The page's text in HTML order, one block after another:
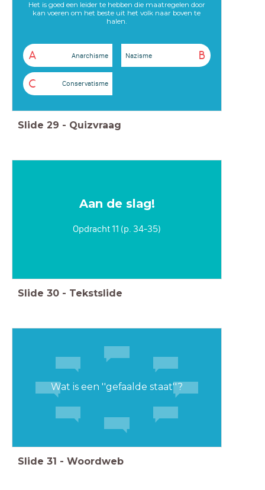
Het is goed een leider te hebben die maatregelen door
kan voeren om het beste uit het volk naar boven te
halen.
A Anarchisme B
Nazisme
C Conservatisme
Slide 29 - Quizvraag
Aan de slag!
Opdracht 11 (p. 34-35)
Slide 30 - Tekstslide
Wat is een ''gefaalde staat''?
Slide 31 - Woordweb